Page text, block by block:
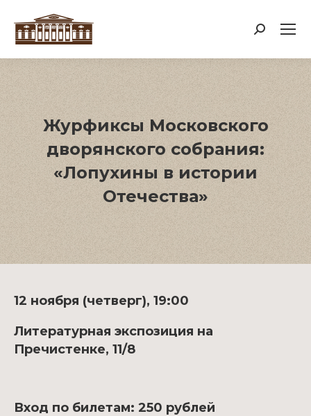
Поиск:
Журфиксы Московского
дворянского собрания:
«Лопухины в истории
Отечества»
12 ноября (четверг), 19:00
Литературная экспозиция на
Пречистенке, 11/8
Вход по билетам: 250 рублей